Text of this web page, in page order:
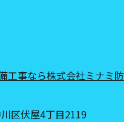
区伏屋4丁目2119